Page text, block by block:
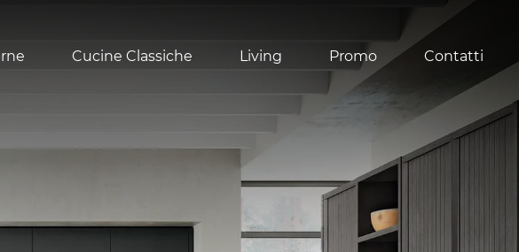
Cucine Classiche Living Promo Contatti